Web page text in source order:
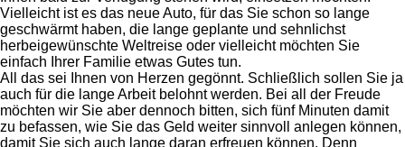
Vielleicht ist es das neue Auto, für das Sie schon so lange
geschwärmt haben, die lange geplante und sehnlichst
herbeigewünschte Weltreise oder vielleicht möchten Sie
einfach Ihrer Familie etwas Gutes tun.
All das sei Ihnen von Herzen gegönnt. Schließlich sollen Sie ja
auch für die lange Arbeit belohnt werden. Bei all der Freude
möchten wir Sie aber dennoch bitten, sich fünf Minuten damit
zu befassen, wie Sie das Geld weiter sinnvoll anlegen können,
damit Sie sich auch lange daran erfreuen können. Denn